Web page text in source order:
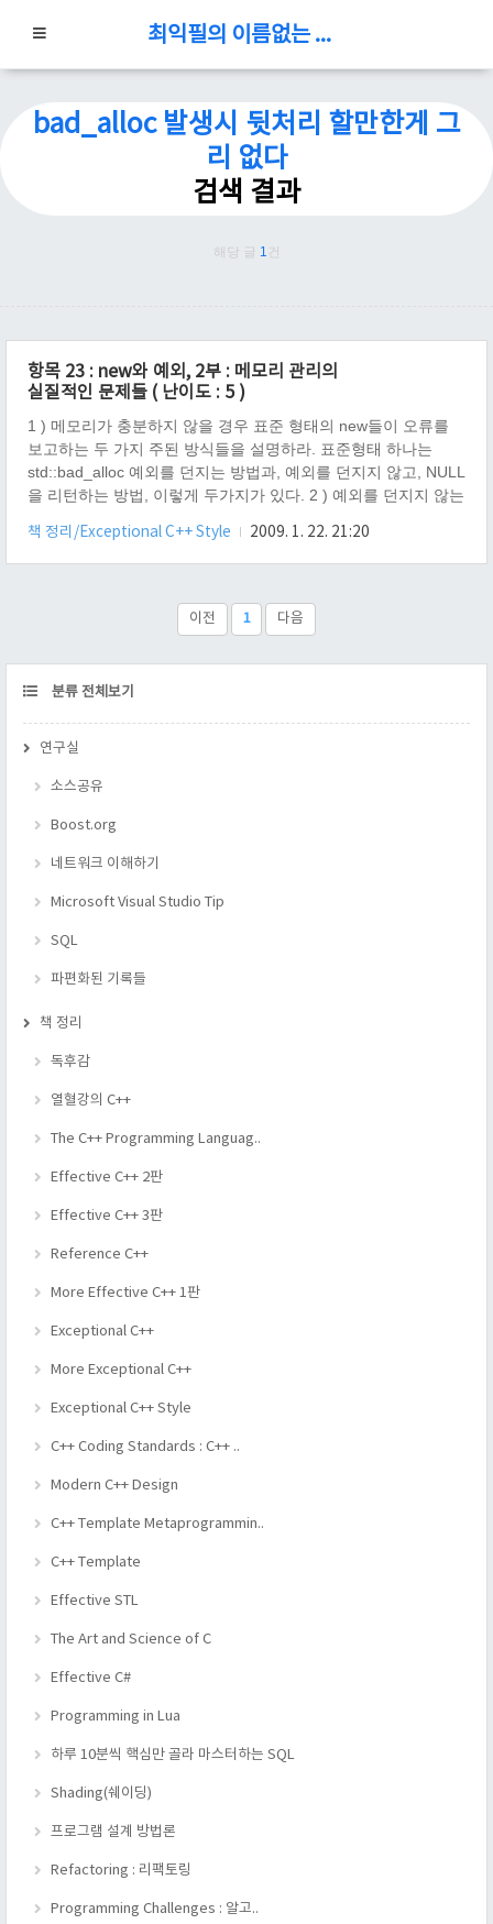
최익필의 이름없는 블로그
bad_alloc 발생시 뒷처리 할만한게 그
리 없다
검색 결과
해당 글 1 건
항목 23 : new와 예외, 2부 : 메모리 관리의
실질적인 문제들 ( 난이도 : 5 )
1 ) 메모리가 충분하지 않을 경우 표준 형태의 new들이 오류를
보고하는 두 가지 주된 방식들을 설명하라. 표준형태 하나는
std::bad_alloc 예외를 던지는 방법과, 예외를 던지지 않고, NULL
을 리턴하는 방법, 이렇게 두가지가 있다. 2 ) 예외를 던지지 않는
도움이 될까? 근거와 함께 답하라. 나는 도움이 된다고 생각한다.
왜냐하면, NULL 을 반환하게 되었을 때, 처리하지 않고, 지나가
메모리를 잡는게 오류가 났는데, 어떻게 정상적으로 프로그램이
구동 될 수 있겠냐는 오류를 범한 것이다. 이 NULL 이 반환하게
책 정리/Exceptional C++ Style 2009. 1. 22. 21:20
이전 1 다음
CATEGORY
분류 전체보기
연구실
소스공유
Boost.org
네트워크 이해하기
Microsoft Visual Studio Tip
SQL
파편화된 기록들
책 정리
독후감
열혈강의 C++
The C++ Programming Languag..
Effective C++ 2판
Effective C++ 3판
Reference C++
More Effective C++ 1판
Exceptional C++
More Exceptional C++
Exceptional C++ Style
C++ Coding Standards : C++ ..
Modern C++ Design
C++ Template Metaprogrammin..
C++ Template
Effective STL
The Art and Science of C
Effective C#
Programming in Lua
하루 10분씩 핵심만 골라 마스터하는 SQL
Shading(쉐이딩)
프로그램 설계 방법론
Refactoring : 리팩토링
Programming Challenges : 알고..